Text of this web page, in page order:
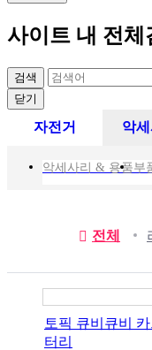
사이트 내 전체
검색
닫기
자전거 악세
악세사리 & 용품부
전체
토픽 큐비큐비
터리